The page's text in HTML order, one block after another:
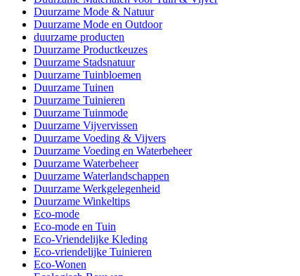
Duurzame Mode & Natuur
Duurzame Mode en Outdoor
duurzame producten
Duurzame Productkeuzes
Duurzame Stadsnatuur
Duurzame Tuinbloemen
Duurzame Tuinen
Duurzame Tuinieren
Duurzame Tuinmode
Duurzame Vijvervissen
Duurzame Voeding & Vijvers
Duurzame Voeding en Waterbeheer
Duurzame Waterbeheer
Duurzame Waterlandschappen
Duurzame Werkgelegenheid
Duurzame Winkeltips
Eco-mode
Eco-mode en Tuin
Eco-Vriendelijke Kleding
Eco-vriendelijke Tuinieren
Eco-Wonen